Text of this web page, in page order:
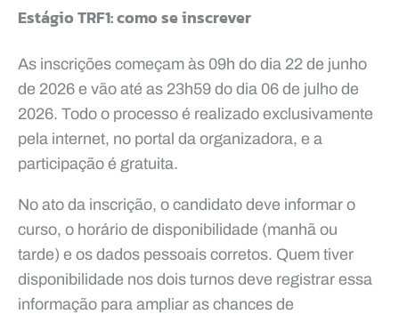
Estágio TRF1: como se inscrever
As inscrições começam às 09h do dia 22 de junho
de 2026 e vão até as 23h59 do dia 06 de julho de
2026. Todo o processo é realizado exclusivamente
pela internet, no portal da organizadora, e a
participação é gratuita.
No ato da inscrição, o candidato deve informar o
curso, o horário de disponibilidade (manhã ou
tarde) e os dados pessoais corretos. Quem tiver
disponibilidade nos dois turnos deve registrar essa
informação para ampliar as chances de